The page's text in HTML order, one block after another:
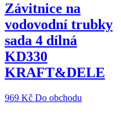
Závitnice na
vodovodní trubky
sada 4 dílná
KD330
KRAFT&DELE
969 Kč Do obchodu